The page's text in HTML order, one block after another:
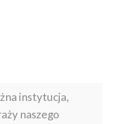
instytucja,
naszego